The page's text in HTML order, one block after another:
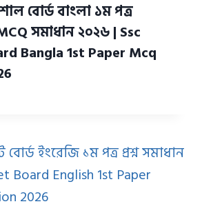
বোর্ড বাংলা ১ম পত্র
সমাধান ২০২৬ | Ssc
Bangla 1st Paper Mcq